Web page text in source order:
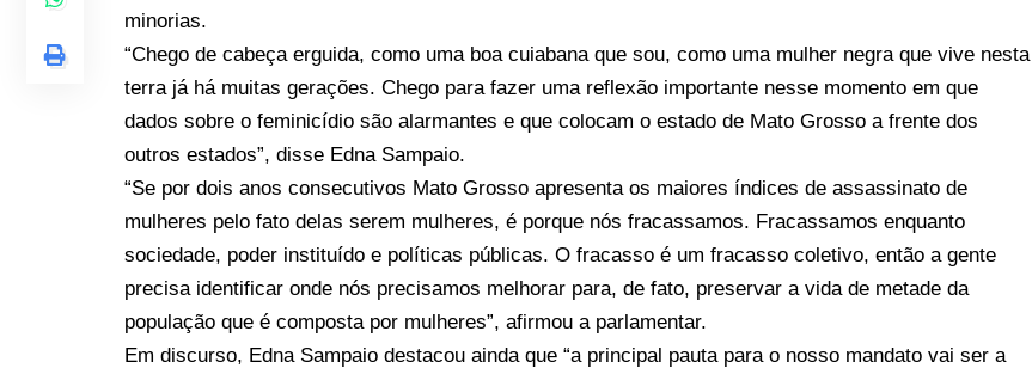
minorias.
“Chego de cabeça erguida, como uma boa cuiabana que sou, como uma mulher negra que vive nesta
terra já há muitas gerações. Chego para fazer uma reflexão importante nesse momento em que
dados sobre o feminicídio são alarmantes e que colocam o estado de Mato Grosso a frente dos
outros estados”, disse Edna Sampaio.
“Se por dois anos consecutivos Mato Grosso apresenta os maiores índices de assassinato de
mulheres pelo fato delas serem mulheres, é porque nós fracassamos. Fracassamos enquanto
sociedade, poder instituído e políticas públicas. O fracasso é um fracasso coletivo, então a gente
precisa identificar onde nós precisamos melhorar para, de fato, preservar a vida de metade da
população que é composta por mulheres”, afirmou a parlamentar.
Em discurso, Edna Sampaio destacou ainda que “a principal pauta para o nosso mandato vai ser a